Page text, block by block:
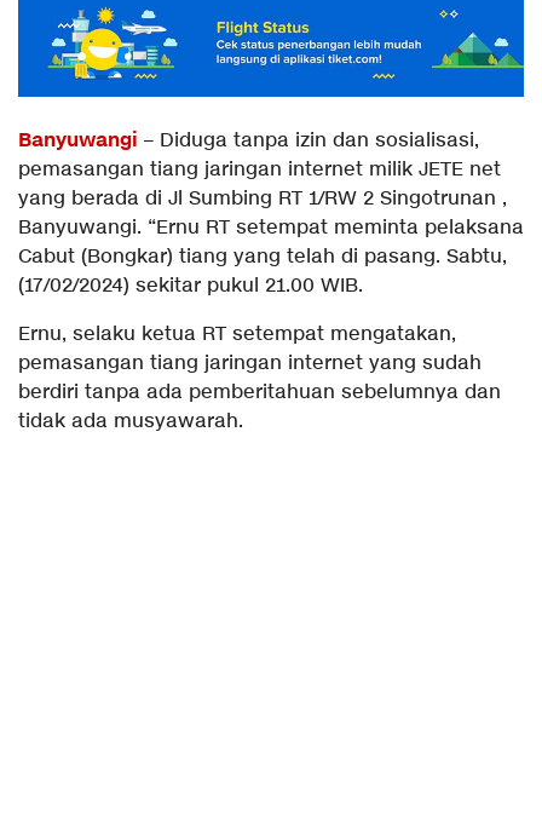
Banyuwangi – Diduga tanpa izin dan sosialisasi,
pemasangan tiang jaringan internet milik JETE net
yang berada di Jl Sumbing RT 1/RW 2 Singotrunan ,
Banyuwangi. “Ernu RT setempat meminta pelaksana
Cabut (Bongkar) tiang yang telah di pasang. Sabtu,
(17/02/2024) sekitar pukul 21.00 WIB.
Ernu, selaku ketua RT setempat mengatakan,
pemasangan tiang jaringan internet yang sudah
berdiri tanpa ada pemberitahuan sebelumnya dan
tidak ada musyawarah.